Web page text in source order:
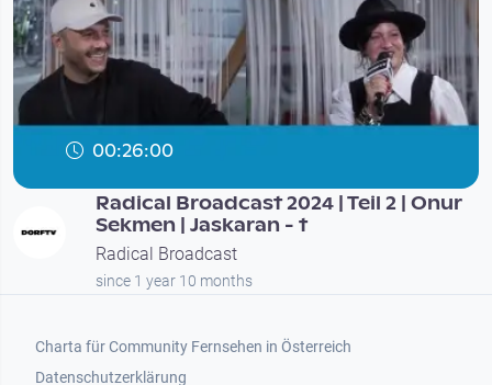
00:26:00
Radical Broadcast 2024 | Teil 2 | Onur
Sekmen | Jaskaran - t
Radical Broadcast
since 1 year 10 months
Footer 1
Charta für Community Fernsehen in Österreich
Datenschutzerklärung